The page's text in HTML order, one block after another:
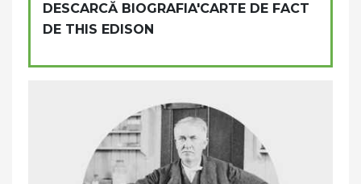
DESCARCĂ BIOGRAFIA'CARTE DE FACT
DE THIS EDISON